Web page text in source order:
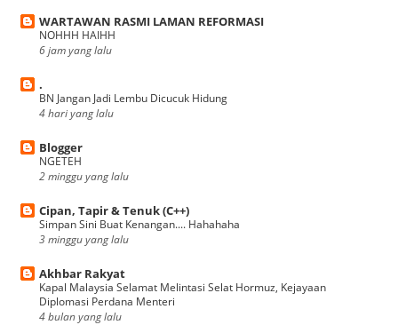
WARTAWAN RASMI LAMAN REFORMASI
NOHHH HAIHH
6 jam yang lalu
.
BN Jangan Jadi Lembu Dicucuk Hidung
4 hari yang lalu
Blogger
NGETEH
2 minggu yang lalu
Cipan, Tapir & Tenuk (C++)
Simpan Sini Buat Kenangan.... Hahahaha
3 minggu yang lalu
Akhbar Rakyat
Kapal Malaysia Selamat Melintasi Selat Hormuz, Kejayaan
Diplomasi Perdana Menteri
4 bulan yang lalu